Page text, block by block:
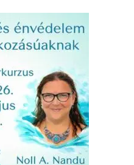
-
54
000 Ft